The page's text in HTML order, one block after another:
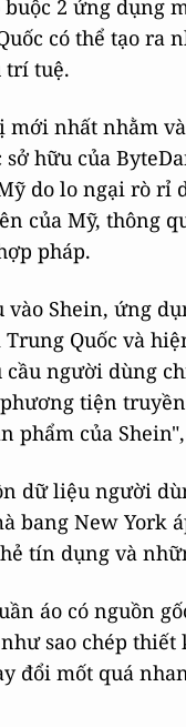
buộc 2 ứng
có thể tạo
trí tuệ.
nhất nhằm
hữu của
do lo ngại rò rỉ
của Mỹ, thông
pháp.
vào Shein, ứng
Quốc và
cầu người dùng
tiện
phẩm của
dữ liệu người
bang New York
tín dụng và
áo có nguồn
sao chép
đổi mốt quá